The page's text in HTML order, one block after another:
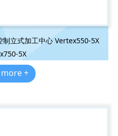
立式加工中心 Vertex550-5X
5X
more +